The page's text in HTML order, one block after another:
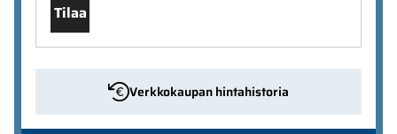
Tilaa
Verkkokaupan hintahistoria